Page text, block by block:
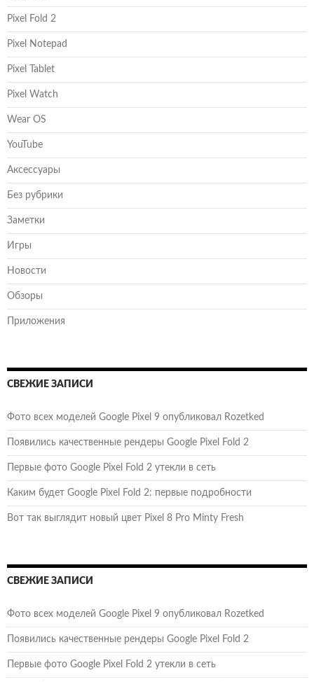
Pixel Fold 2
Pixel Notepad
Pixel Tablet
Pixel Watch
Wear OS
YouTube
Аксессуары
Без рубрики
Заметки
Игры
Новости
Обзоры
Приложения
СВЕЖИЕ ЗАПИСИ
Фото всех моделей Google Pixel 9 опубликовал Rozetked
Появились качественные рендеры Google Pixel Fold 2
Первые фото Google Pixel Fold 2 утекли в сеть
Каким будет Google Pixel Fold 2: первые подробности
Вот так выглядит новый цвет Pixel 8 Pro Minty Fresh
СВЕЖИЕ ЗАПИСИ
Фото всех моделей Google Pixel 9 опубликовал Rozetked
Появились качественные рендеры Google Pixel Fold 2
Первые фото Google Pixel Fold 2 утекли в сеть